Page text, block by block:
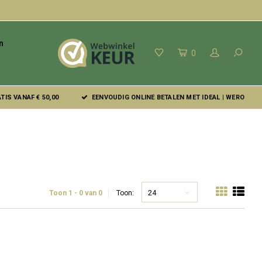
0
VANAF € 50,00 EENVOUDIG ONLINE BETALEN MET IDEAL | WERO
Toon 1 - 0 van 0 Toon: 24